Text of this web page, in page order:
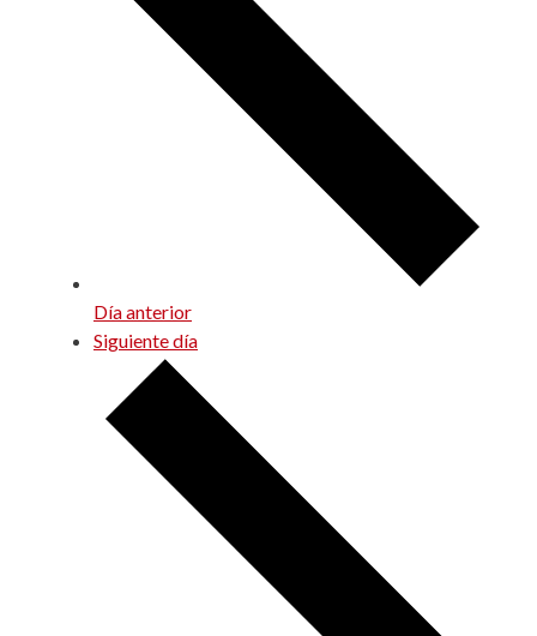
Día anterior
Siguiente día